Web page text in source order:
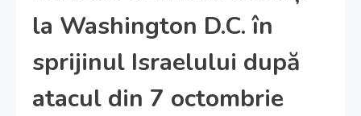
la Washington D.C. în
sprijinul Israelului după
atacul din 7 octombrie